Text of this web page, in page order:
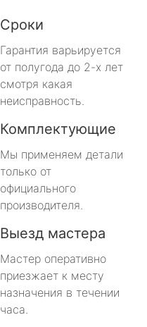
Сроки
Гарантия варьируется
от полугода до 2-х лет
смотря какая
неисправность.
Комплектующие
Мы применяем детали
только от
официального
производителя.
Выезд мастера
Мастер оперативно
приезжает к месту
назначения в течении
часа.